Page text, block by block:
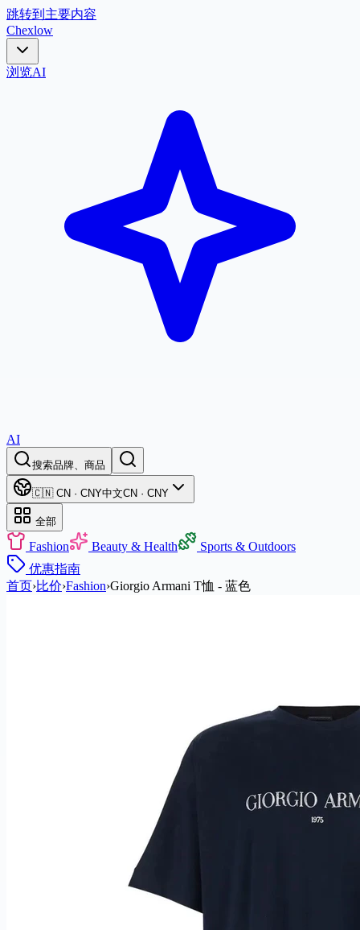
跳转到主要内容
Chexlow
浏览AI
AI
搜索品牌、商品
🇨🇳 CN · CNY中文CN · CNY
全部
Fashion Beauty & Health
Sports & Outdoors
优惠指南
首页›比价›Fashion›Giorgio Armani T恤 - 蓝色